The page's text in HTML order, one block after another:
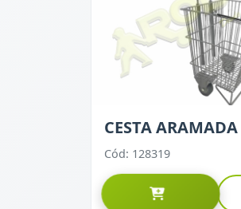
CESTA
Cód: 128319